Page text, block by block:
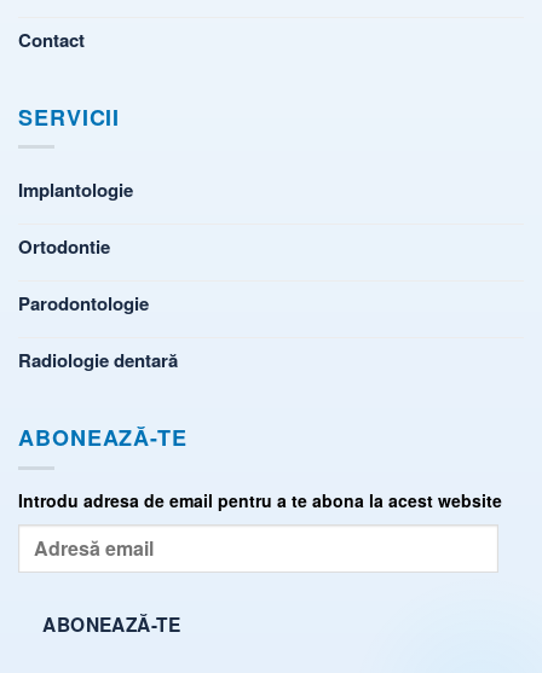
Contact
SERVICII
Implantologie
Ortodontie
Parodontologie
Radiologie dentară
ABONEAZĂ-TE
Introdu adresa de email pentru a te abona la acest website
Adresă
email
ABONEAZĂ-TE